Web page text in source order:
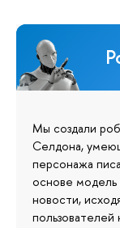
Мы создали
Селдона,
персонажа
основе
новости,